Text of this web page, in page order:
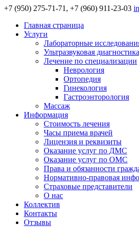
+7 (950) 275-71-71, +7 (960) 911-23-03
Главная страница
Услуги
Лабораторные
Ультразвуковая
Лечение по специализации
Неврология
Ортопедия
Гинекология
Гастроэнторология
Массаж
Информация
Стоимость лечения
Часы приема врачей
Лицензия и реквизиты
Оказание услуг по ДМС
Оказание услуг по ОМС
Права и обязанности
Нормативно-правовая
Страховые представители
О нас
Коллектив
Контакты
Отзывы